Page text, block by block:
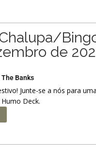
de
The Banks
Junte-se a nós para
Deck.